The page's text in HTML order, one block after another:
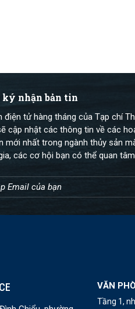
ký nhận bản tin
điện tử hàng tháng của Tạp chí
cập nhật các thông tin về các
mới nhất trong ngành thủy sản
các cơ hội bạn có thể quan
VĂN
Tầng 1,